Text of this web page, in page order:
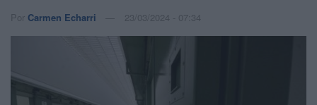
Por Carmen Echarri 23/03/2024 - 07:34